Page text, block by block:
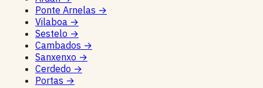
Ponte Arnelas →
Vilaboa →
Sestelo →
Cambados →
Sanxenxo →
Cerdedo →
Portas →